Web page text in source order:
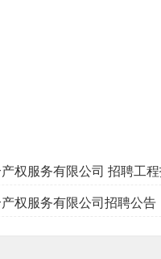
权服务有限公司 招聘工
权服务有限公司招聘公告